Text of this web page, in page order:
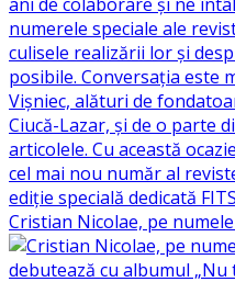
Cristian Nicolae, pe